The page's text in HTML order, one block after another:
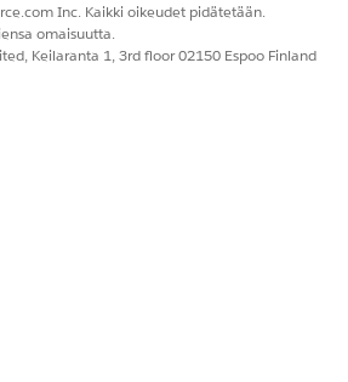
Inc. Kaikki oikeudet pidätetään.
omaisuutta.
Keilaranta 1, 3rd floor 02150 Espoo Finland